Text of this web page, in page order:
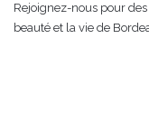
Rejoignez-nous pour
beauté et la vie de